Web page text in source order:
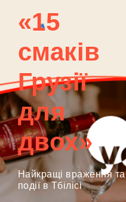
«15
смаків
Грузії
для
двох»
Найкращі враження та
події в Тбілісі